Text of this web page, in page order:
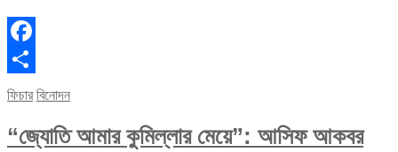
Facebook
Share
ফিচার বিনোদন
“জ্যোতি আমার কুমিল্লার মেয়ে”: আসিফ আকবর